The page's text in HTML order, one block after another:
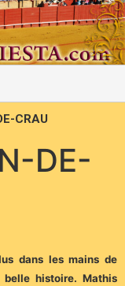
CRAU
DE-
dans les mains de
belle histoire. Mathis